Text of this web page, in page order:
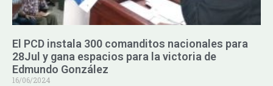
El PCD instala 300 comanditos nacionales para
28Jul y gana espacios para la victoria de
Edmundo González
16/06/2024